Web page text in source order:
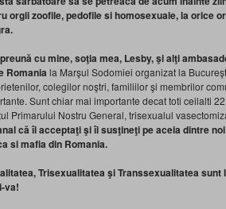
orgii zoofile, pedofile si homosexuale, la orice
cu mine, soţia mea, Lesby, şi alţi
Romania la Marşul Sodomiei organizat la
colegilor noştri, familiilor şi membrilor
Sunt chiar mai importante decat toti ceilalti
Primarului Nostru General, trisexualul
că îi acceptaţi şi îi susţineţi pe aceia dintre
si mafia din Romania.
Trisexualitatea şi Transsexualitatea
va!